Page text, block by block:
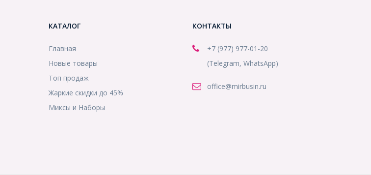
КАТАЛОГ
Главная
Новые товары
Топ продаж
Жаркие скидки до 45%
Миксы и Наборы
КОНТАКТЫ
+7 (977) 977-01-20
(Telegram, WhatsApp)
office@mirbusin.ru